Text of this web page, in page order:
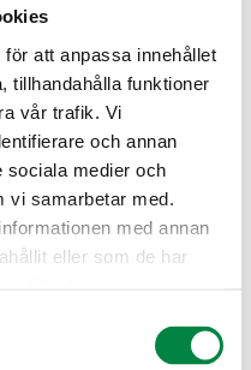
att anpassa innehållet
tillhandahålla funktioner
vår trafik. Vi
och annan
sociala medier och
vi samarbetar med.
med annan
eller som de har
och ventiler,
(med maskvidd 5 mm
råtta behöver endast
in, så var noggrann.
också användas.